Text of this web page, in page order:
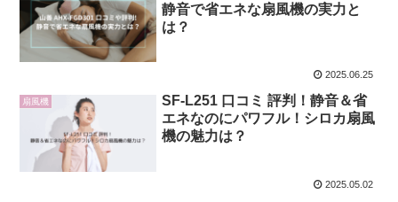
静音で省エネな扇風機の実力と
は？
2025.06.25
扇風機
SF-L251 口コミ 評判！静音＆省
エネなのにパワフル！シロカ扇風
機の魅力は？
2025.05.02